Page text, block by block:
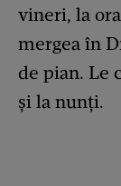
vineri, la
mergea în
de pian. Le
și la nunți.